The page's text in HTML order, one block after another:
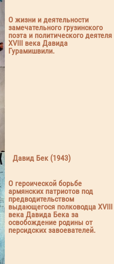
О жизни и деятельности
замечательного грузинского
поэта и политического деятеля
XVIII века Давида
Гурамишвили.
Давид Бек (1943)
О героической борьбе
армянских патриотов под
предводительством
выдающегося полководца XVIII
века Давида Бека за
освобождение родины от
персидских завоевателей.